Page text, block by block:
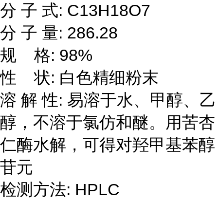
分 子 式: C13H18O7
分 子 量: 286.28
规 格: 98%
性 状: 白色精细粉末
溶 解 性: 易溶于水、甲醇、乙
醇，不溶于氯仿和醚。用苦杏
仁酶水解，可得对羟甲基苯醇
苷元
检测方法: HPLC